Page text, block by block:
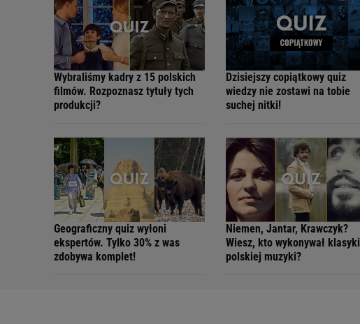
Wybraliśmy kadry z 15 polskich
filmów. Rozpoznasz tytuły tych
produkcji?
Dzisiejszy copiątkowy quiz
wiedzy nie zostawi na tobie
suchej nitki!
Geograficzny quiz wyłoni
ekspertów. Tylko 30% z was
zdobywa komplet!
Niemen, Jantar, Krawczyk?
Wiesz, kto wykonywał klasyki
polskiej muzyki?